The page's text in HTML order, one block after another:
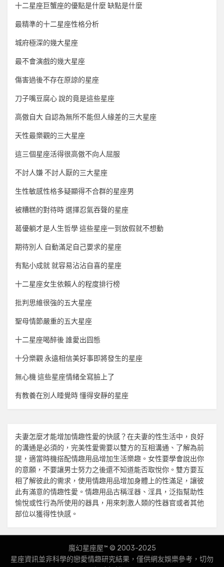
十二星座巨蟹座的優點是什麼 缺點是什麼
最精準的十二星座性格分析
城府極深的幾大星座
最不會演戲的幾大星座
傷害過後不存在原諒的星座
刀子嘴豆腐心 說的竟是這些星座
高傲自大 自認為無所不能但人緣差的三大星座
天性最樂觀的三大星座
這三個星座活得很高傲不向人屈服
不討人嫌 不討人厭的三大星座
生性敏感性格多疑顯得不合群的星座男
被糟糕的對待時 選擇忍氣吞聲的星座
葛優躺才是人生哲學 這些星座一到放假就不想動
期待別人 自動滿足自己要求的星座
有點小成就 就容易沾沾自喜的星座
十二星座女生依賴人的程度排行榜
批判思維很強的五大星座
聖母情節嚴重的五大星座
十二星座喝醉後 誰愛出囧態
十分樂觀 永遠相信美好事即將發生的星座
無心機 這些星座情緒全寫臉上了
有教養在別人睡覺時 懂得安靜的星座
夫妻怎麼才能增加情趣性愛的快感？在夫妻的性生活中，良好
的溝通是必須的，完美性愛需要以雙方的互相溝通、了解為前
提，適當時機搭配情趣用品增加生活樂趣。女性要學會說出你
的意願，不要讓男士努力之後還不知道能否取悅你。雙方要互
相了解彼此的需求，使用情趣用品增加身體上的性滿足，讓彼
此有滿意的情趣性愛。 情趣用品古稱淫器、淫具，泛指幫助性
愉悅或性行為所使用的器具，用來刺激人類的性器官或者其他
部位以獲得性快感。
魔幻星座屋™ © 2003-2025
星座資訊並非科學的戀愛情趣研究結果，僅供網友娛樂參考，切勿